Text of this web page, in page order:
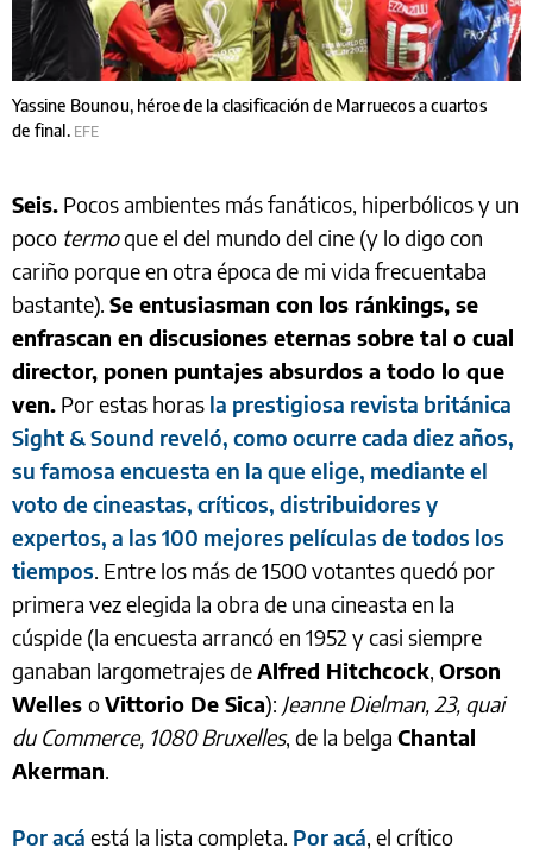
Yassine Bounou, héroe de la clasificación de Marruecos a cuartos
de final. EFE
Seis. Pocos ambientes más fanáticos, hiperbólicos y un
poco termoque el del mundo del cine (y lo digo con
cariño porque en otra época de mi vida frecuentaba
bastante). Se entusiasman con los ránkings, se
enfrascan en discusiones eternas sobre tal o cual
director, ponen puntajes absurdos a todo lo que
ven. Por estas horas la prestigiosa revista británica
Sight & Sound reveló, como ocurre cada diez años,
su famosa encuesta en la que elige, mediante el
voto de cineastas, críticos, distribuidores y
expertos, a las 100 mejores películas de todos los
tiempos. Entre los más de 1500 votantes quedó por
primera vez elegida la obra de una cineasta en la
cúspide (la encuesta arrancó en 1952 y casi siempre
ganaban largometrajes deAlfred Hitchcock, Orson
Welles oVittorio De Sica): Jeanne Dielman, 23, quai
du Commerce, 1080 Bruxelles, de la belga Chantal
Akerman.
Por acá está la lista completa. Por acá, el crítico